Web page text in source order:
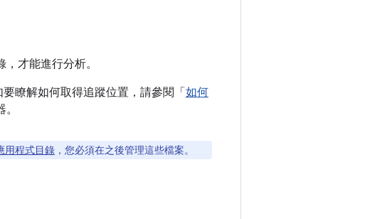
才能進行分析。
瞭解如何取得追蹤位置，請參閱「 如何
用程式目錄 ，您必須在之後管理這些檔案。